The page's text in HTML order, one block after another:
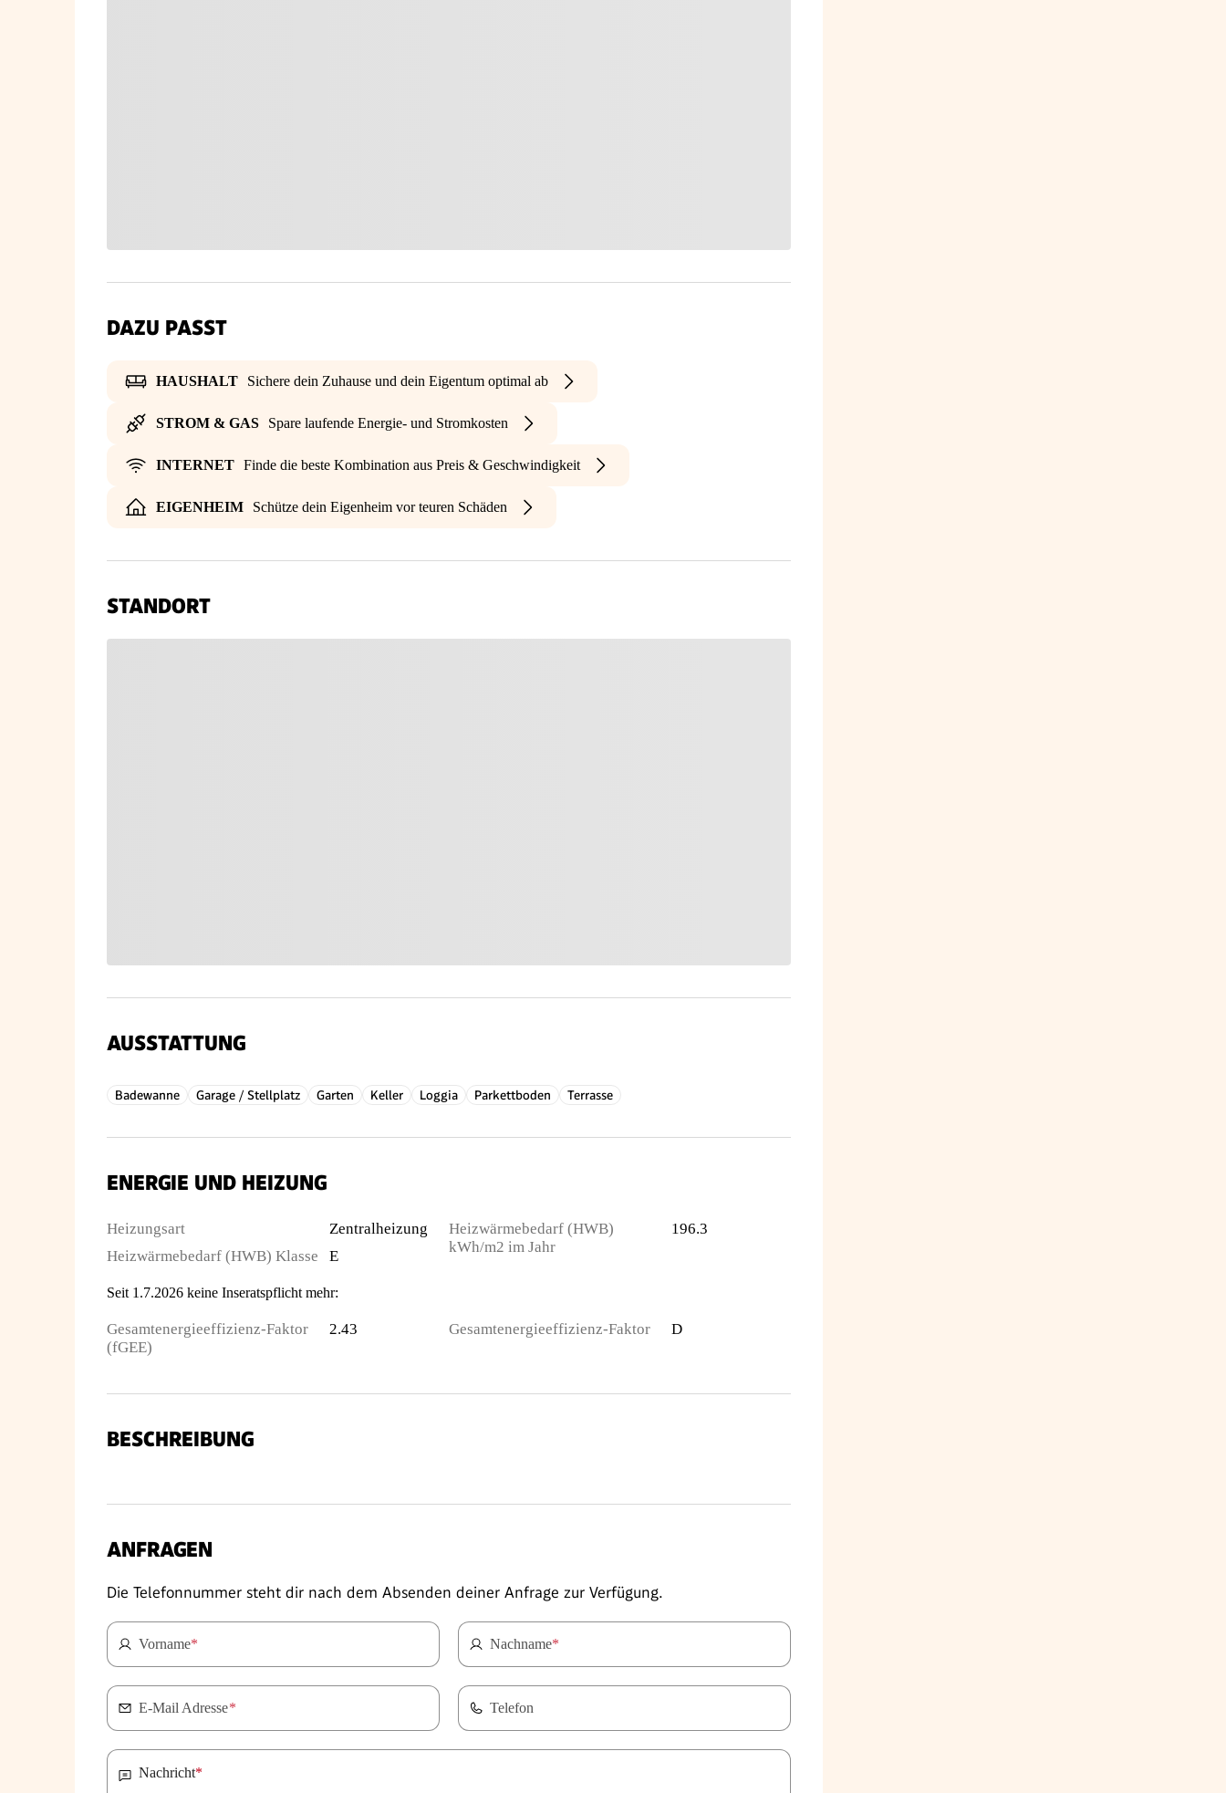
DAZU PASST
HAUSHALT Sichere dein Zuhause und dein Eigentum optimal ab
STROM & GAS Spare laufende Energie- und Stromkosten
INTERNET Finde die beste Kombination aus Preis & Geschwindigkeit
EIGENHEIM Schütze dein Eigenheim vor teuren Schäden
STANDORT
AUSSTATTUNG
Badewanne Garage / Stellplatz Garten Keller Loggia Parkettboden Terrasse
ENERGIE UND HEIZUNG
Heizungsart
Zentralheizung
Heizwärmebedarf (HWB) Klasse
E
Heizwärmebedarf (HWB)
kWh/m2 im Jahr
196.3
Seit 1.7.2026 keine Inseratspflicht mehr:
Gesamtenergieeffizienz-Faktor
(fGEE)
2.43 Gesamtenergieeffizienz-Faktor D
BESCHREIBUNG
ANFRAGEN
Die Telefonnummer steht dir nach dem Absenden deiner Anfrage zur Verfügung.
Vorname* Nachname*
E-Mail Adresse* Telefon
Nachricht*